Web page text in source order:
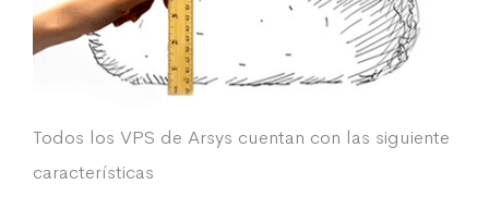
Todos los VPS de Arsys cuentan con las siguiente
características